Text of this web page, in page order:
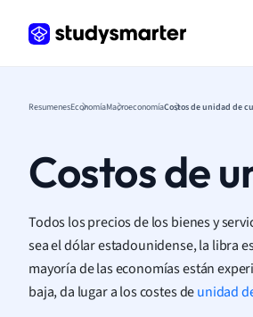
ResumenesEconomíaMacroeconomíaCostos de unidad de
Costos de
Todos los precios de los bienes y
sea el dólar estadounidense, la libra
mayoría de las economías están
baja, da lugar a los costes deunidad